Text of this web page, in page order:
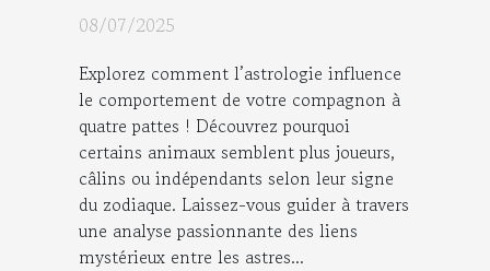
traits de votre animal ?
08/07/2025
Explorez comment l’astrologie influence
le comportement de votre compagnon à
quatre pattes ! Découvrez pourquoi
certains animaux semblent plus joueurs,
câlins ou indépendants selon leur signe
du zodiaque. Laissez-vous guider à travers
une analyse passionnante des liens
mystérieux entre les astres...